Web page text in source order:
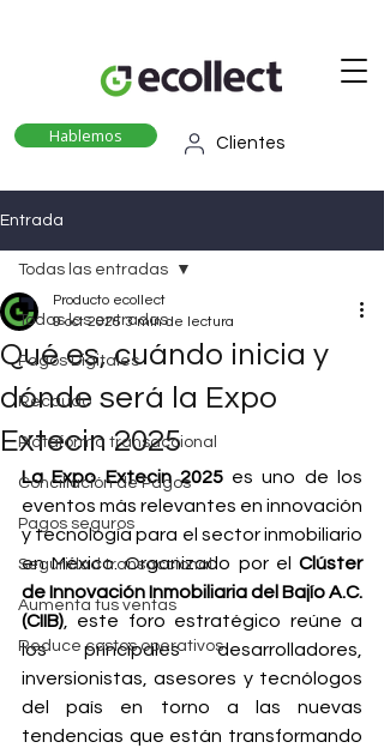
Clientes
Hablemos
Entrada
Todas las entradas
Pagos Digitales
Recaudo
Plataforma transaccional
Conciliación de Pagos
Pagos seguros
Seguridad transaccional
Aumenta tus ventas
Reduce costos operativos
Todas las entradas
Qué es, cuándo inicia y
dónde será la Expo
Extecin 2025
Producto ecollect
9 oct 2025 3 min de lectura
La Expo Extecin 2025 es uno de los
eventos más relevantes en innovación
y tecnología para el sector inmobiliario
en México. Organizado por el Clúster
de Innovación Inmobiliaria del Bajío A.C.
(CIIB) , este foro estratégico reúne a
los principales desarrolladores,
inversionistas, asesores y tecnólogos
del país en torno a las nuevas
tendencias que están transformando